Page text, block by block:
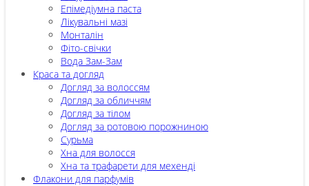
Епімедіумна паста
Лікувальні мазі
Монталін
Фіто-свічки
Вода Зам-Зам
Краса та догляд
Догляд за волоссям
Догляд за обличчям
Догляд за тілом
Догляд за ротовою порожниною
Сурьма
Хна для волосся
Хна та трафарети для мехенді
Флакони для парфумів